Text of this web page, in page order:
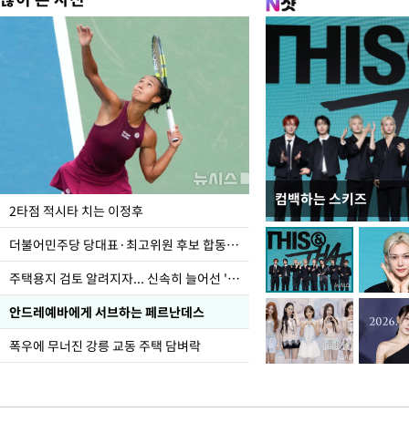
2타점 적시타 치는 이정후
더불어민주당 당대표·최고위원 후보 합동연설회
주택용지 검토 알려지자... 신속히 늘어선 '근조화환'
안드레예바에게 서브하는 페르난데스
폭우에 무너진 강릉 교동 주택 담벼락
컴백하는 스키즈
이번주 국회에는 무